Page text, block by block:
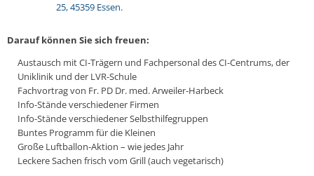
25, 45359 Essen.
Darauf können Sie sich freuen:
Austausch mit CI-Trägern und Fachpersonal des CI-Centrums, der
Uniklinik und der LVR-Schule
Fachvortrag von Fr. PD Dr. med. Arweiler-Harbeck
Info-Stände verschiedener Firmen
Info-Stände verschiedener Selbsthilfegruppen
Buntes Programm für die Kleinen
Große Luftballon-Aktion – wie jedes Jahr
Leckere Sachen frisch vom Grill (auch vegetarisch)